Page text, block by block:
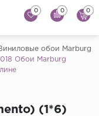
Назад
Andrea Rossi
0 0 0
обои Marburg
Обои Marburg
(1*6)